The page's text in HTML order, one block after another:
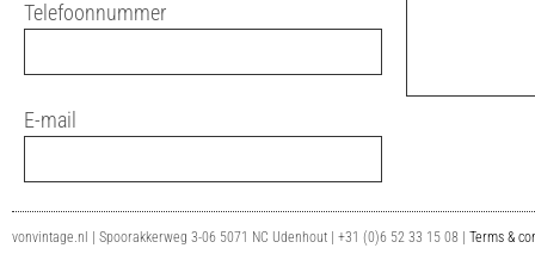
Telefoonnummer
E-mail
vonvintage.nl | Spoorakkerweg 3-06 5071 NC Udenhout | +31 (0)6 52 33 15 08 | Terms &